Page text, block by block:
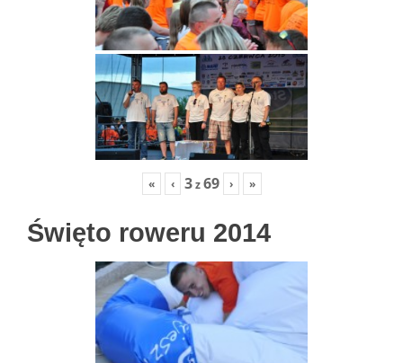
« ‹ 3z69 › »
Święto roweru 2014